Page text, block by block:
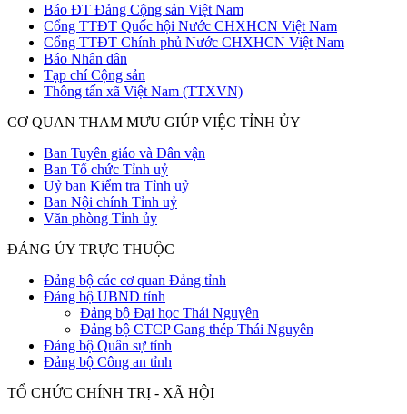
Báo ĐT Đảng Cộng sản Việt Nam
Cổng TTĐT Quốc hội Nước CHXHCN Việt Nam
Cổng TTĐT Chính phủ Nước CHXHCN Việt Nam
Báo Nhân dân
Tạp chí Cộng sản
Thông tấn xã Việt Nam (TTXVN)
CƠ QUAN THAM MƯU GIÚP VIỆC TỈNH ỦY
Ban Tuyên giáo và Dân vận
Ban Tổ chức Tỉnh uỷ
Uỷ ban Kiểm tra Tỉnh uỷ
Ban Nội chính Tỉnh uỷ
Văn phòng Tỉnh ủy
ĐẢNG ỦY TRỰC THUỘC
Đảng bộ các cơ quan Đảng tỉnh
Đảng bộ UBND tỉnh
Đảng bộ Đại học Thái Nguyên
Đảng bộ CTCP Gang thép Thái Nguyên
Đảng bộ Quân sự tỉnh
Đảng bộ Công an tỉnh
TỔ CHỨC CHÍNH TRỊ - XÃ HỘI